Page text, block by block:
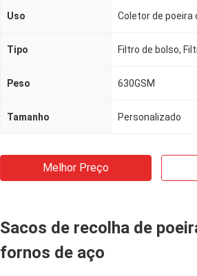
Uso Coletor de poeira
Tipo Filtro de bolso,
Peso 630GSM
Tamanho Personalizado
Melhor Preço
Sacos de recolha de
fornos de aço